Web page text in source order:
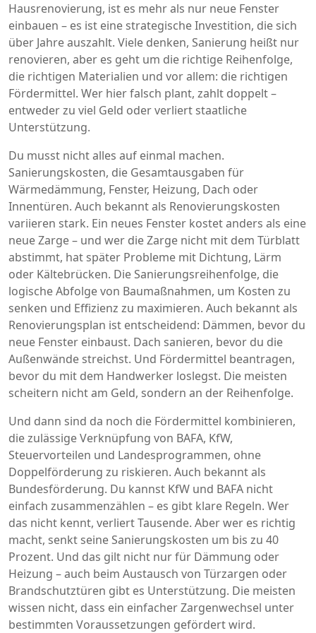
Hausrenovierung, ist es mehr als nur neue Fenster
einbauen – es ist eine strategische Investition, die sich
über Jahre auszahlt. Viele denken, Sanierung heißt nur
renovieren, aber es geht um die richtige Reihenfolge,
die richtigen Materialien und vor allem: die richtigen
Fördermittel. Wer hier falsch plant, zahlt doppelt –
entweder zu viel Geld oder verliert staatliche
Unterstützung.
Du musst nicht alles auf einmal machen.
Sanierungskosten, die Gesamtausgaben für
Wärmedämmung, Fenster, Heizung, Dach oder
Innentüren. Auch bekannt als Renovierungskosten
variieren stark. Ein neues Fenster kostet anders als eine
neue Zarge – und wer die Zarge nicht mit dem Türblatt
abstimmt, hat später Probleme mit Dichtung, Lärm
oder Kältebrücken. DieSanierungsreihenfolge, die
logische Abfolge von Baumaßnahmen, um Kosten zu
senken und Effizienz zu maximieren. Auch bekannt als
Renovierungsplan ist entscheidend: Dämmen, bevor du
neue Fenster einbaust. Dach sanieren, bevor du die
Außenwände streichst. Und Fördermittel beantragen,
bevor du mit dem Handwerker loslegst. Die meisten
scheitern nicht am Geld, sondern an der Reihenfolge.
Und dann sind da noch die Fördermittel kombinieren,
die zulässige Verknüpfung von BAFA, KfW,
Steuervorteilen und Landesprogrammen, ohne
Doppelförderung zu riskieren. Auch bekannt als
Bundesförderung. Du kannst KfW und BAFA nicht
einfach zusammenzählen – es gibt klare Regeln. Wer
das nicht kennt, verliert Tausende. Aber wer es richtig
macht, senkt seine Sanierungskosten um bis zu 40
Prozent. Und das gilt nicht nur für Dämmung oder
Heizung – auch beim Austausch von Türzargen oder
Brandschutztüren gibt es Unterstützung. Die meisten
wissen nicht, dass ein einfacher Zargenwechsel unter
bestimmten Voraussetzungen gefördert wird.